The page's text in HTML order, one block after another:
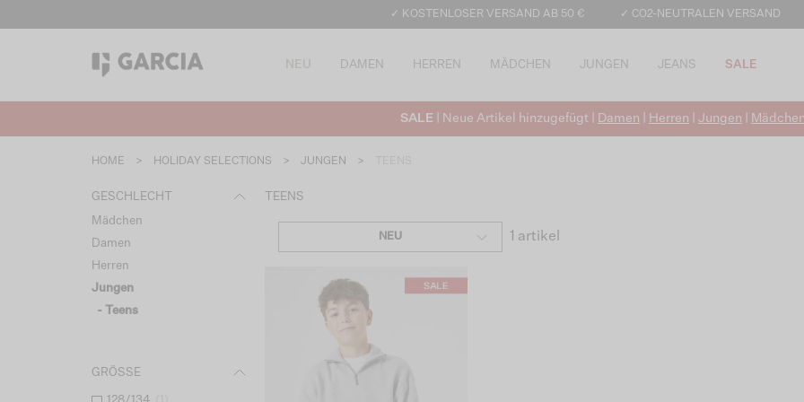
✓ KOSTENLOSER VERSAND AB 50 € ✓ CO2-NEUTRALEN VERSAND
NEU DAMEN HERREN MÄDCHEN JUNGEN JEANS SALE
SALE | Neue Artikel hinzugefügt | Damen Herren Jungen
HOME > HOLIDAY SELECTIONS > JUNGEN >
GESCHLECHT
Mädchen
Damen
Herren
Jungen
- Teens
GRÖSSE
TEENS
NEU 1 artikel